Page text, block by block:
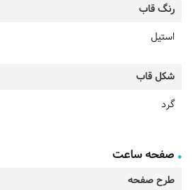
رنگ قاب
استیل
شکل قاب
گرد
صفحه ساعت
طرح صفحه